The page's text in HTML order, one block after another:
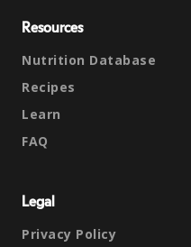
Resources
Nutrition Database
Recipes
Learn
FAQ
Legal
Privacy Policy